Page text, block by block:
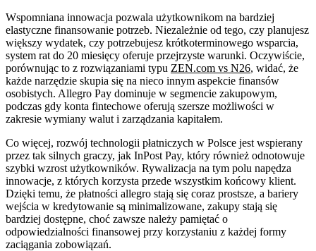
Wspomniana innowacja pozwala użytkownikom na bardziej
elastyczne finansowanie potrzeb. Niezależnie od tego, czy planujesz
większy wydatek, czy potrzebujesz krótkoterminowego wsparcia,
system rat do 20 miesięcy oferuje przejrzyste warunki. Oczywiście,
porównując to z rozwiązaniami typu ZEN.com vs N26, widać, że
każde narzędzie skupia się na nieco innym aspekcie finansów
osobistych. Allegro Pay dominuje w segmencie zakupowym,
podczas gdy konta fintechowe oferują szersze możliwości w
zakresie wymiany walut i zarządzania kapitałem.
Co więcej, rozwój technologii płatniczych w Polsce jest wspierany
przez tak silnych graczy, jak InPost Pay, który również odnotowuje
szybki wzrost użytkowników. Rywalizacja na tym polu napędza
innowacje, z których korzysta przede wszystkim końcowy klient.
Dzięki temu, że płatności allegro stają się coraz prostsze, a bariery
wejścia w kredytowanie są minimalizowane, zakupy stają się
bardziej dostępne, choć zawsze należy pamiętać o
odpowiedzialności finansowej przy korzystaniu z każdej formy
zaciągania zobowiązań.